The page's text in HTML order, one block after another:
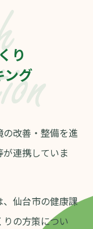
り
ング
改善・整備を進
連携していま
仙台市の健康課
の方策につい